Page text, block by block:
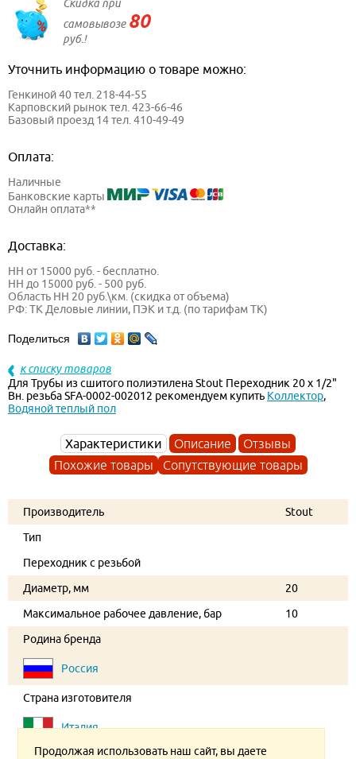
Скидка при
самовывозе 80
руб.!
Уточнить информацию о товаре можно:
Генкиной 40 тел. 218-44-55
Карповский рынок тел. 423-66-46
Базовый проезд 14 тел. 410-49-49
Оплата:
Наличные
Банковские карты
Онлайн оплата**
Доставка:
НН от 15000 руб. - бесплатно.
НН до 15000 руб. - 500 руб.
Область НН 20 руб.\км. (скидка от объема)
РФ: ТК Деловые линии, ПЭК и т.д. (по тарифам ТК)
Поделиться
к списку товаров
Для Трубы из сшитого полиэтилена Stout Переходник 20 х 1/2"
Вн. резьба SFA-0002-002012 рекомендуем купить Коллектор,
Водяной теплый пол
Характеристики Описание
Отзывы
Похожие товары
Сопутствующие товары
Производитель
Stout
Тип
Переходник с резьбой
Диаметр, мм
20
Максимальное рабочее давление, бар
10
Родина бренда
Россия
Страна изготовителя
Италия
Продолжая использовать наш сайт, вы даете